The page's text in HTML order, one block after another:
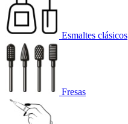
Esmaltes clásicos
Fresas